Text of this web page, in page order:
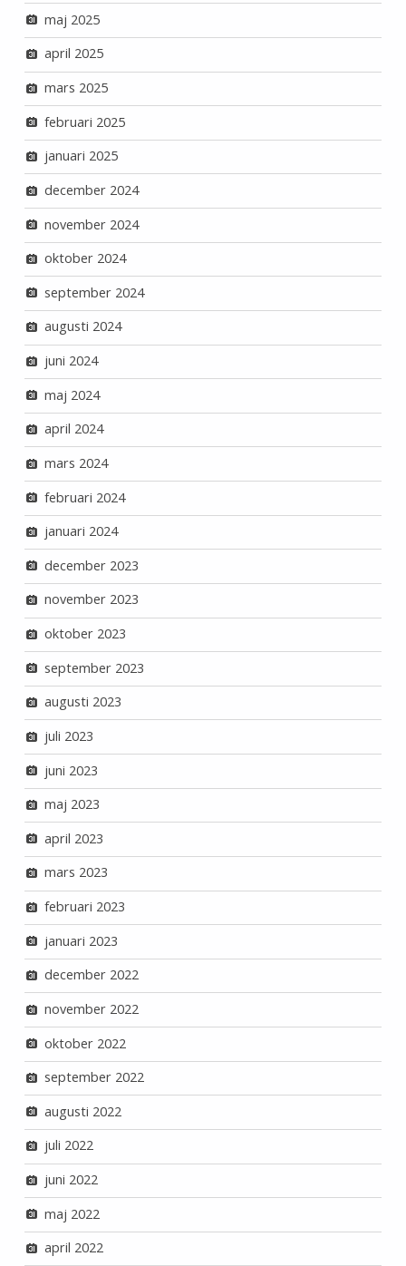
maj 2025
april 2025
mars 2025
februari 2025
januari 2025
december 2024
november 2024
oktober 2024
september 2024
augusti 2024
juni 2024
maj 2024
april 2024
mars 2024
februari 2024
januari 2024
december 2023
november 2023
oktober 2023
september 2023
augusti 2023
juli 2023
juni 2023
maj 2023
april 2023
mars 2023
februari 2023
januari 2023
december 2022
november 2022
oktober 2022
september 2022
augusti 2022
juli 2022
juni 2022
maj 2022
april 2022